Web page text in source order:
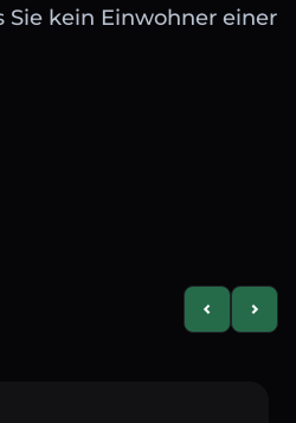
kein Einwohner einer
PreviousNext